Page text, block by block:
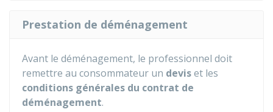
Prestation de déménagement
Avant le déménagement, le professionnel doit
remettre au consommateur un deviset les
conditions générales du contrat de
déménagement.